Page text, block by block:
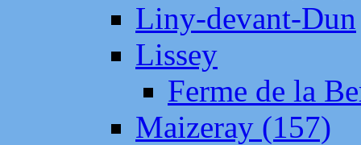
Liny-devant-Dun
Lissey
Ferme de la
Maizeray (157)